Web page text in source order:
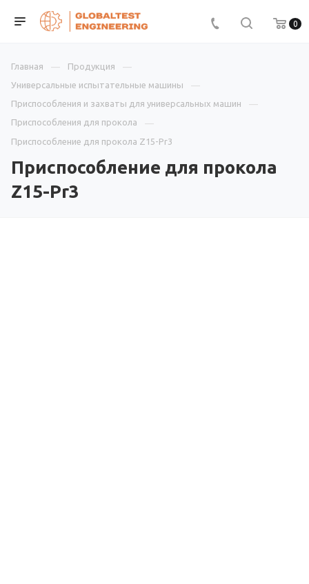
0
Главная
Продукция
Универсальные испытательные машины
Приспособления и захваты для универсальных машин
Приспособления для прокола
Приспособление для прокола Z15-Pr3
Приспособление для прокола
Z15-Pr3